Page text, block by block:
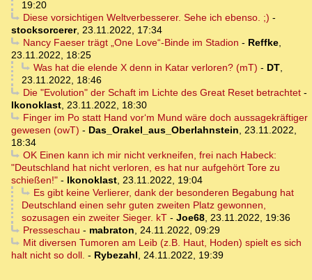
19:20
Diese vorsichtigen Weltverbesserer. Sehe ich ebenso. ;) -
stocksorcerer, 23.11.2022, 17:34
Nancy Faeser trägt „One Love“-Binde im Stadion - Reffke,
23.11.2022, 18:25
Was hat die elende X denn in Katar verloren? (mT) - DT,
23.11.2022, 18:46
Die "Evolution" der Schaft im Lichte des Great Reset betrachtet-
Ikonoklast, 23.11.2022, 18:30
Finger im Po statt Hand vor‘m Mund wäre doch aussagekräftiger
gewesen (owT) - Das_Orakel_aus_Oberlahnstein, 23.11.2022,
18:34
OK Einen kann ich mir nicht verkneifen, frei nach Habeck:
"Deutschland hat nicht verloren, es hat nur aufgehört Tore zu
schießen!" - Ikonoklast, 23.11.2022, 19:04
Es gibt keine Verlierer, dank der besonderen Begabung hat
Deutschland einen sehr guten zweiten Platz gewonnen,
sozusagen ein zweiter Sieger. kT - Joe68, 23.11.2022, 19:36
Presseschau - mabraton, 24.11.2022, 09:29
Mit diversen Tumoren am Leib (z.B. Haut, Hoden) spielt es sich
halt nicht so doll. - Rybezahl, 24.11.2022, 19:39